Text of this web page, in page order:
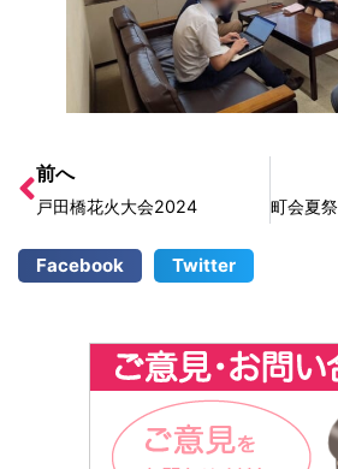
前へ
戸田橋花火大会2024
Facebook Twitter